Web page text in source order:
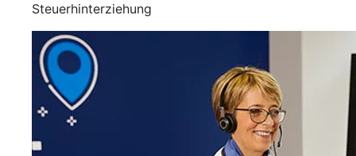
Steuerhinterziehung